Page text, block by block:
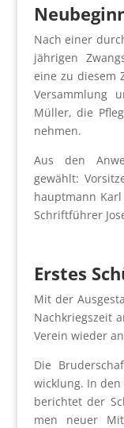
Nach einer
jäh­ri­gen
eine zu die­sem
Ver­samm­lung
Mül­ler, die
neh­men.
Aus den
gewählt:
haupt­mann
Schrift­füh­rer
Ers­tes
Mit der
Nach­kriegs­zeit
Ver­ein wie­der
Die
wick­lung. In
berich­tet der
men neu­er